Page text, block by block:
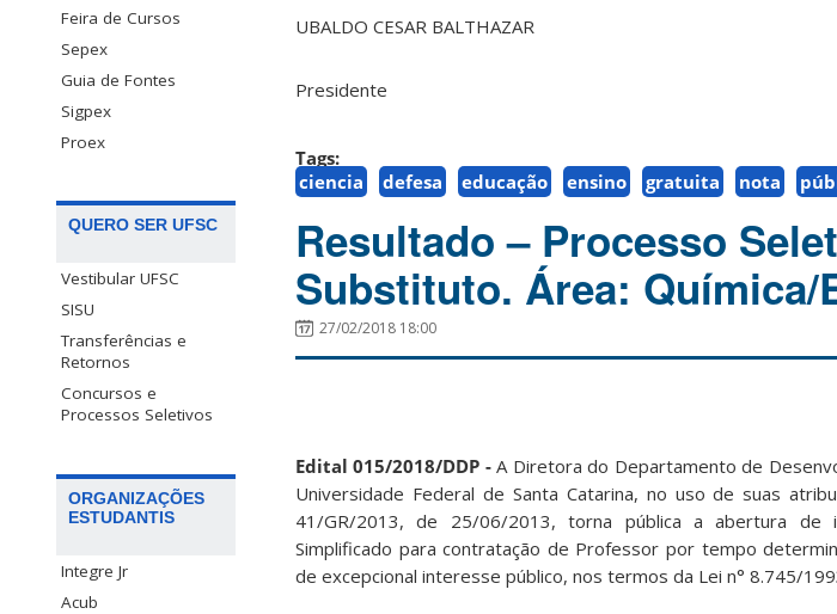
Feira de Cursos
Sepex
Guia de Fontes
Sigpex
Proex
QUERO SER UFSC
Vestibular UFSC
SISU
Transferências e
Retornos
Concursos e
Processos Seletivos
ORGANIZAÇÕES
ESTUDANTIS
Integre Jr
Acub
UBALDO CESAR BALTHAZAR
Presidente
Tags:
ciencia
defesa educação ensino gratuita nota
Resultado – Processo
Substituto. Área: Química/
27/02/2018 18:00
Edital 015/2018/DDP -A Diretora do Departamento de
Universidade Federal de Santa Catarina, no uso de suas
41/GR/2013, de 25/06/2013, torna pública a abertura de
Simplificado para contratação de Professor por tempo
de excepcional interesse público, nos termos da Lei n° 8.745/